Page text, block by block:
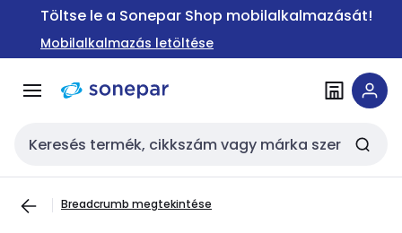
Ugrás a
Ugrás a
tartalomra
Töltse le a Sonepar Shop mobilalkalmazását!
Mobilalkalmazás letöltése
Keresési bemenet
Breadcrumb megtekintése